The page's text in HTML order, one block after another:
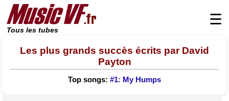
Tous les tubes
☰
Les plus grands succès écrits par David
Payton
Top songs: #1: My Humps